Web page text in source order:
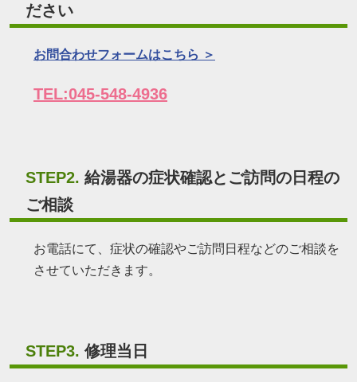
ださい
お問合わせフォームはこちら ＞
TEL:045-548-4936
STEP2. 給湯器の症状確認とご訪問の日程の
ご相談
お電話にて、症状の確認やご訪問日程などのご相談を
させていただきます。
STEP3. 修理当日